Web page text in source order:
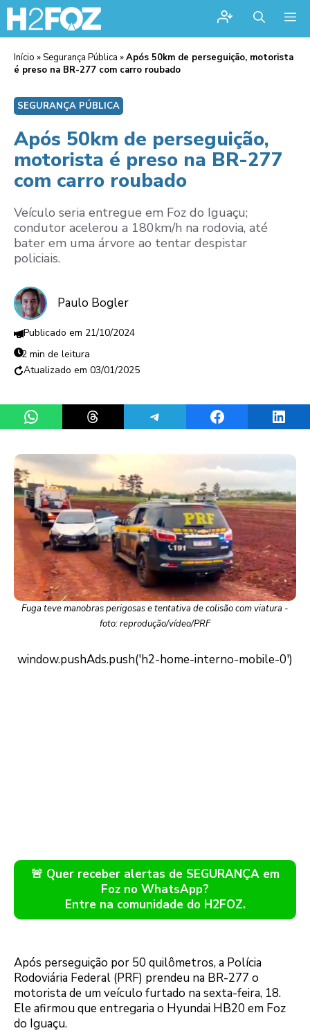
Início »Segurança Pública »Após 50km de perseguição, motorista
é preso na BR-277 com carro roubado
SEGURANÇA PÚBLICA
Após 50km de perseguição,
motorista é preso na BR-277
com carro roubado
Veículo seria entregue em Foz do Iguaçu;
condutor acelerou a 180km/h na rodovia, até
bater em uma árvore ao tentar despistar
policiais.
Paulo Bogler
21/10/2024
2 min de leitura
03/01/2025
Share on WhatsAppShare on ThreadsShare on TelegramShare on Facebook
Fuga teve manobras perigosas e tentativa de colisão com viatura -
foto: reprodução/vídeo/PRF
🚨 Quer receber alertas de SEGURANÇA em
Foz no WhatsApp?
Entre na comunidade do H2FOZ.
Após perseguição por 50 quilômetros, a Polícia
Rodoviária Federal (PRF) prendeu na BR-277 o
motorista de um veículo furtado na sexta-feira, 18.
Ele afirmou que entregaria o Hyundai HB20 em Foz
do Iguaçu.